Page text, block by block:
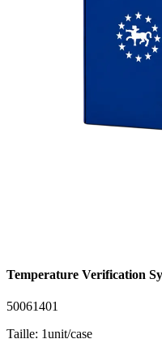
Temperature Verification
50061401
Taille: 1unit/case